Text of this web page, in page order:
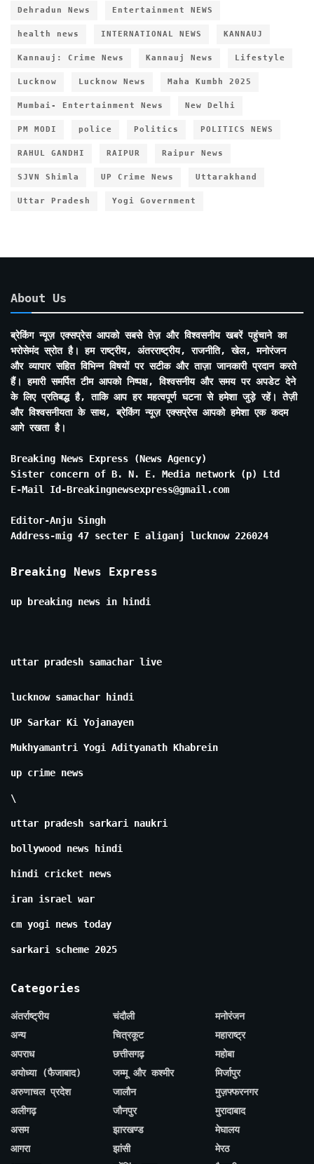
Dehradun News Entertainment NEWS
health news INTERNATIONAL NEWS KANNAUJ
Kannauj: Crime News Kannauj News Lifestyle
Lucknow Lucknow News Maha Kumbh 2025
Mumbai- Entertainment News New Delhi
PM MODI police Politics POLITICS NEWS
RAHUL GANDHI RAIPUR Raipur News
SJVN Shimla UP Crime News Uttarakhand
Uttar Pradesh Yogi Government
About Us
ब्रेकिंग न्यूज़ एक्सप्रेस आपको सबसे तेज़ और विश्वसनीय खबरें पहुंचाने का
भरोसेमंद स्रोत है। हम राष्ट्रीय, अंतरराष्ट्रीय, राजनीति, खेल, मनोरंजन
और व्यापार सहित विभिन्न विषयों पर सटीक और ताज़ा जानकारी प्रदान करते
हैं। हमारी समर्पित टीम आपको निष्पक्ष, विश्वसनीय और समय पर अपडेट देने
के लिए प्रतिबद्ध है, ताकि आप हर महत्वपूर्ण घटना से हमेशा जुड़े रहें। तेज़ी
और विश्वसनीयता के साथ, ब्रेकिंग न्यूज़ एक्सप्रेस आपको हमेशा एक कदम
आगे रखता है।
Breaking News Express (News Agency)
Sister concern of B. N. E. Media network (p) Ltd
E-Mail Id-Breakingnewsexpress@gmail.com
Editor-Anju Singh
Address-mig 47 secter E aliganj lucknow 226024
Breaking News Express
up breaking news in hindi
uttar pradesh samachar live
lucknow samachar hindi
UP Sarkar Ki Yojanayen
Mukhyamantri Yogi Adityanath Khabrein
up crime news
\
uttar pradesh sarkari naukri
bollywood news hindi
hindi cricket news
iran israel war
cm yogi news today
sarkari scheme 2025
Categories
अंतर्राष्ट्रीय
अन्य
अपराध
अयोध्या (फैजाबाद)
अरुणाचल प्रदेश
अलीगढ़
असम
आगरा
चंदौली
चित्रकूट
छत्तीसगढ़
जम्मू और कश्मीर
जालौन
जौनपुर
झारखण्ड
झांसी
मनोरंजन
महाराष्ट्र
महोबा
मिर्जापुर
मुज़फ्फरनगर
मुरादाबाद
मेघालय
मेरठ